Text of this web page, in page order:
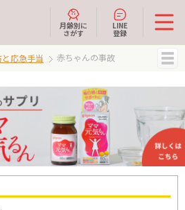
月齢別に
さがす
LINE
登録
応急手当 赤ちゃんの事故